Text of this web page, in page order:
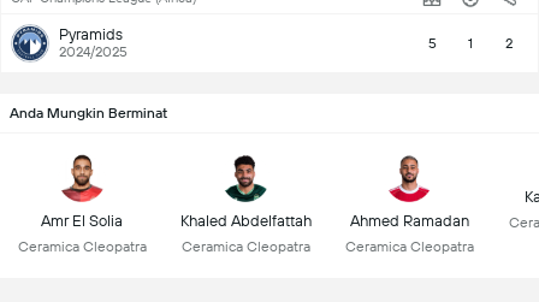
Pyramids
2024/2025 5 1 2
Anda Mungkin Berminat
Amr El Solia
Ceramica Cleopatra
Khaled Abdelfattah
Ceramica Cleopatra
Ahmed Ramadan
Ceramica Cleopatra